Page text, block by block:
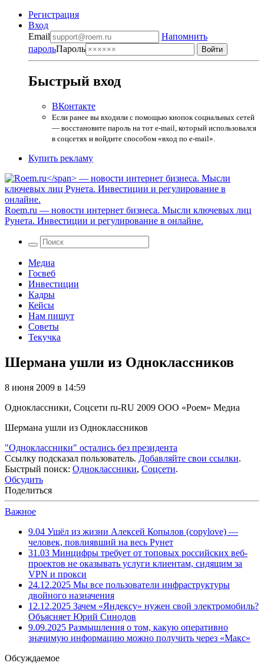
Регистрация
Вход
Email
Напомнить
парольПароль
Быстрый вход
ВКонтакте
Если ранее вы входили с помощью кнопок социальных сетей
— восстановите пароль на тот e-mail, который использовался
в соцсетях и войдите способом «вход по e-mail».
Купить рекламу
Roem.ru — новости интернет бизнеса. Мысли ключевых лиц
Рунета. Инвестиции и регулирование в онлайне.
Медиа
Госвеб
Инвестиции
Кадры
Кейсы
Нам пишут
Советы
Текучка
Шермана ушли из Одноклассников
8 июня 2009 в 14:59
Одноклассники, Соцсети ru-RU 2009 ООО «Роем» Медиа
Шермана ушли из Одноклассников
"Одноклассники" остались без президента
Ссылку подсказал пользователь. Добавляйте свои ссылки.
Быстрый поиск: Одноклассники, Соцсети.
Обсудить
Поделиться
Важное
9.04 Ушёл из жизни Алексей Копылов (copylove) —
человек, повлиявший на весь Рунет
31.03 Минцифры требует от топовых российских веб-
проектов не оказывать услуги клиентам, сидящим за
VPN и прокси
24.12.2025 Мы все пользователи инфраструктуры
двойного назначения
12.12.2025 Зачем «Яндексу» нужен свой электромобиль?
Объясняет Юрий Синодов
9.09.2025 Размышления о том, какую оперативно
значимую информацию можно получить через «Макс»
Обсуждаемое